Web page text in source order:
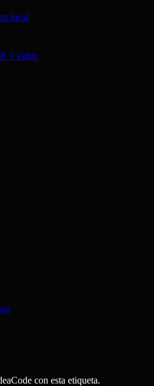
local
y vídeo
con esta etiqueta.